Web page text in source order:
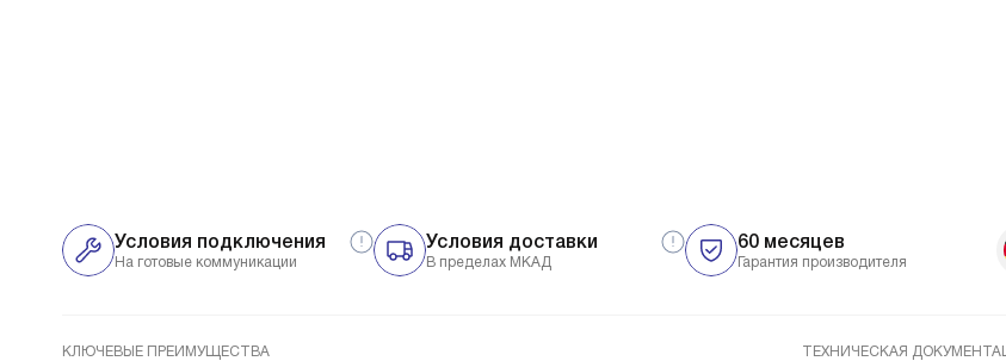
Условия доставки
В пределах МКАД
60 месяцев
Гарантия производителя
Условия подключения
На готовые коммуникации
КЛЮЧЕВЫЕ ПРЕИМУЩЕСТВА ТЕХНИЧЕСКАЯ